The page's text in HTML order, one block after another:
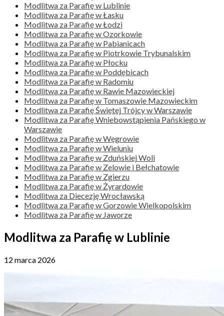
Modlitwa za Parafię w Lublinie
Modlitwa za Parafię w Łasku
Modlitwa za Parafię w Łodzi
Modlitwa za Parafię w Ozorkowie
Modlitwa za Parafię w Pabianicach
Modlitwa za Parafię w Piotrkowie Trybunalskim
Modlitwa za Parafię w Płocku
Modlitwa za Parafię w Poddębicach
Modlitwa za Parafię w Radomiu
Modlitwa za Parafię w Rawie Mazowieckiej
Modlitwa za Parafię w Tomaszowie Mazowieckim
Modlitwa za Parafię Świętej Trójcy w Warszawie
Modlitwa za Parafię Wniebowstąpienia Pańskiego w
Warszawie
Modlitwa za Parafię w Węgrowie
Modlitwa za Parafię w Wieluniu
Modlitwa za Parafię w Zduńskiej Woli
Modlitwa za Parafię w Zelowie i Bełchatowie
Modlitwa za Parafię w Zgierzu
Modlitwa za Parafię w Żyrardowie
Modlitwa za Diecezję Wrocławską
Modlitwa za Parafię w Gorzowie Wielkopolskim
Modlitwa za Parafię w Jaworze
Modlitwa za Parafię w Lublinie
12 marca 2026